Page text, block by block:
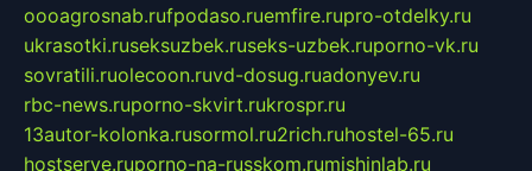
oooagrosnab.rufpodaso.ruemfire.rupro-otdelky.ru
ukrasotki.ruseksuzbek.ruseks-uzbek.ruporno-vk.ru
sovratili.ruolecoon.ruvd-dosug.ruadonyev.ru
rbc-news.ruporno-skvirt.rukrospr.ru
13autor-kolonka.rusormol.ru2rich.ruhostel-65.ru
hostserve.ruporno-na-russkom.rumishinlab.ru